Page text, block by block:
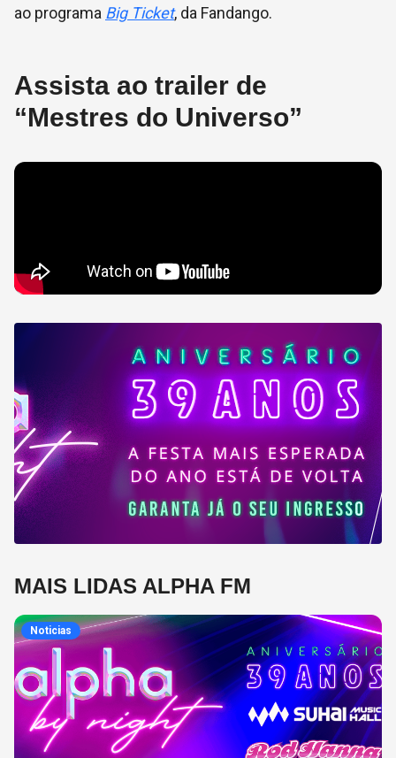
ao programa Big Ticket, da Fandango.
Assista ao trailer de
“Mestres do Universo”
MAIS LIDAS ALPHA FM
Noticias